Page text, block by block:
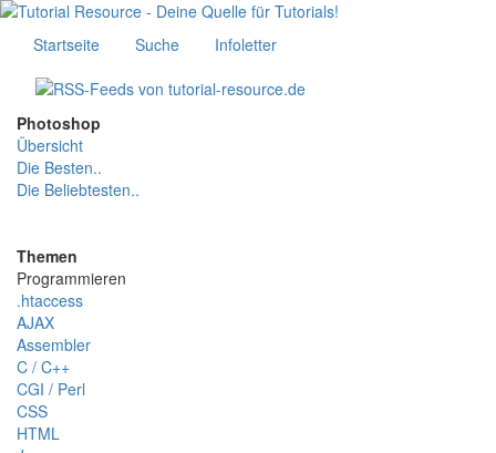
Startseite Suche Infoletter
Photoshop
Übersicht
Die Besten..
Die Beliebtesten..
Themen
Programmieren
.htaccess
AJAX
Assembler
C / C++
CGI / Perl
CSS
HTML